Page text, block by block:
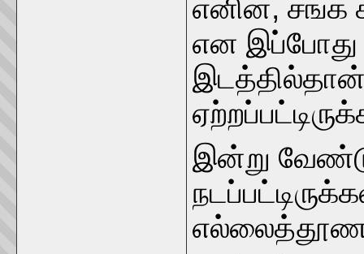
எனின், சங்க
என இப்போது
இடத்தில்தான்
இன்று